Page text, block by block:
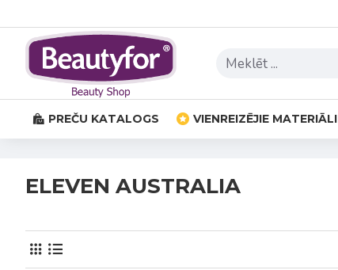
PREČU KATALOGS VIENREIZĒJIE MATERIĀLI
ELEVEN AUSTRALIA